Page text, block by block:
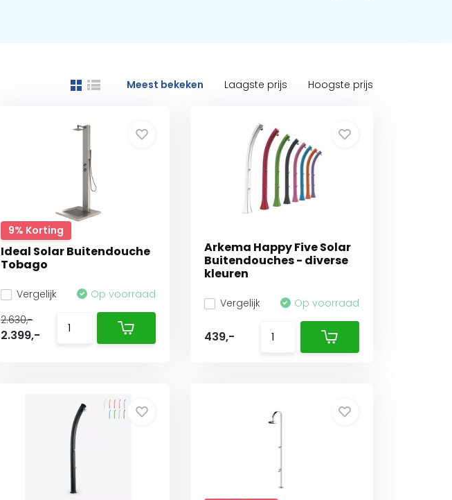
Meest bekeken Laagste prijs Hoogste prijs
9% Korting
Ideal Solar Buitendouche
Tobago
Vergelijk
Op voorraad
2.630,-
2.399,-
Arkema Happy Five Solar
Buitendouches - diverse
kleuren
Vergelijk Op voorraad
439,-